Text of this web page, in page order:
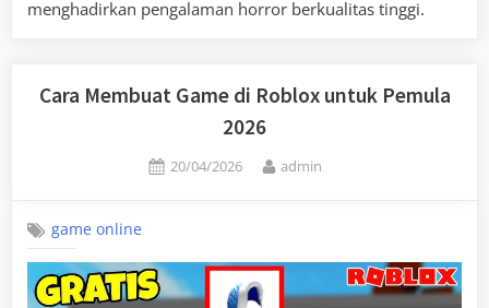
menghadirkan pengalaman horror berkualitas tinggi.
Cara Membuat Game di Roblox untuk Pemula
2026
Posted
20/04/2026 By
admin
game online